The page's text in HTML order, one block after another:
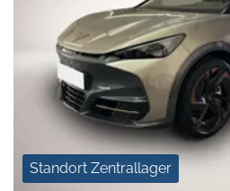
Standort Zentrallager